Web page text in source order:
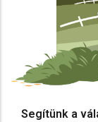
Segítünk a